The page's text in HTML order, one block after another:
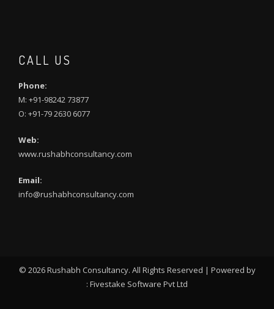
CALL US
Phone:
M: +91-98242 73877
O: +91-79 2630 6077
Web:
www.rushabhconsultancy.com
Email:
info@rushabhconsultancy.com
© 2026 Rushabh Consultancy. All Rights Reserved | Powered by
: Fivestake Software Pvt Ltd